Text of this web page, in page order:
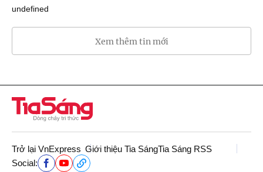
undefined
Xem thêm tin mới
Trở lại VnExpress Giới thiệu Tia SángTia Sáng RSS
Social: